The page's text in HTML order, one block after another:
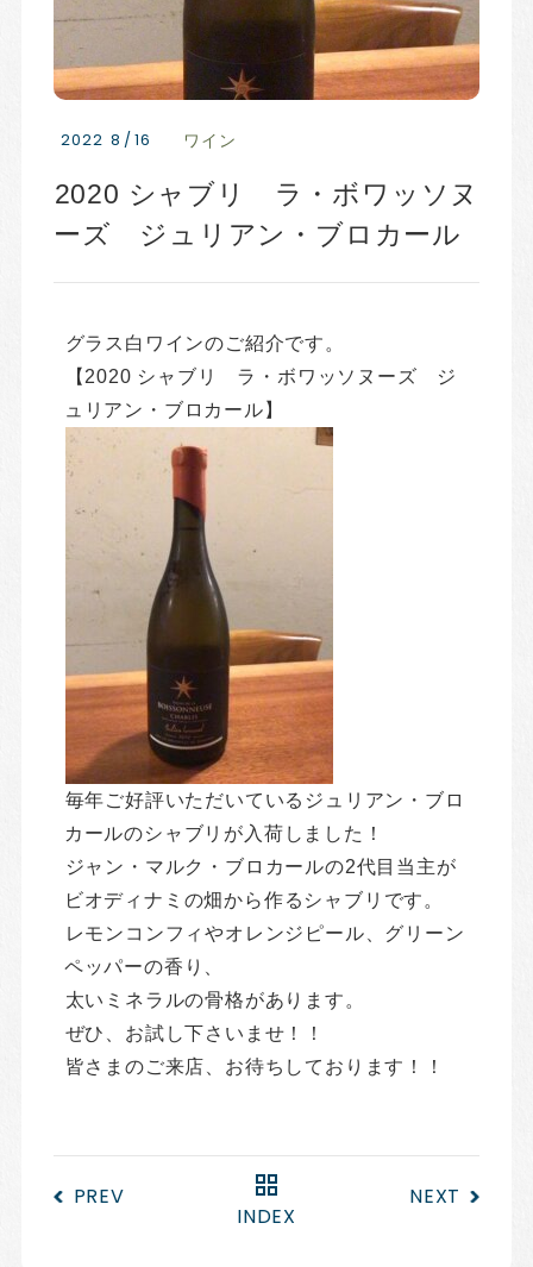
2020 シャブリ ラ・ボワッソヌ
ーズ ジュリアン・ブロカール
2022 8 / 16 ワイン
グラス白ワインのご紹介です。
【2020 シャブリ ラ・ボワッソヌーズ ジ
ュリアン・ブロカール】
毎年ご好評いただいているジュリアン・ブロ
カールのシャブリが入荷しました！
ジャン・マルク・ブロカールの2代目当主が
ビオディナミの畑から作るシャブリです。
レモンコンフィやオレンジピール、グリーン
ペッパーの香り、
太いミネラルの骨格があります。
ぜひ、お試し下さいませ！！
皆さまのご来店、お待ちしております！！
PREV NEXT
INDEX